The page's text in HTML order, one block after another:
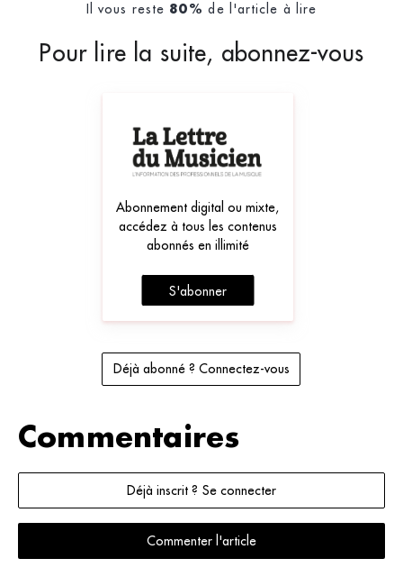
Il vous reste 80% de l'article à lire
Pour lire la suite, abonnez-vous
Abonnement digital ou mixte,
accédez à tous les contenus
abonnés en illimité
S'abonner
Déjà abonné ? Connectez-vous
Commentaires
Déjà inscrit ? Se connecter
Commenter l'article